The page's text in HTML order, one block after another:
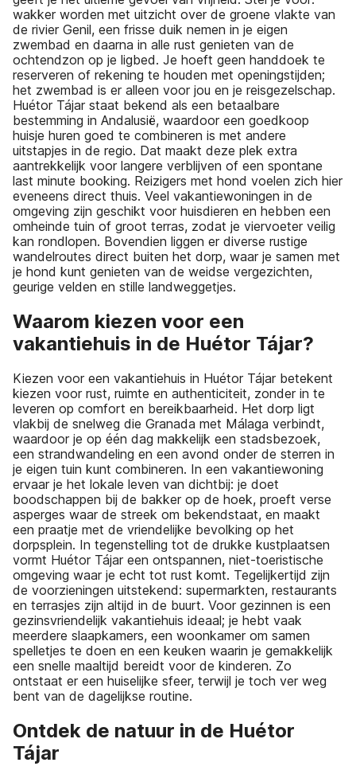
wakker worden met uitzicht over de groene vlakte van
de rivier Genil, een frisse duik nemen in je eigen
zwembad en daarna in alle rust genieten van de
ochtendzon op je ligbed. Je hoeft geen handdoek te
reserveren of rekening te houden met openingstijden;
het zwembad is er alleen voor jou en je reisgezelschap.
Huétor Tájar staat bekend als een betaalbare
bestemming in Andalusië, waardoor een goedkoop
huisje huren goed te combineren is met andere
uitstapjes in de regio. Dat maakt deze plek extra
aantrekkelijk voor langere verblijven of een spontane
last minute booking. Reizigers met hond voelen zich hier
eveneens direct thuis. Veel vakantiewoningen in de
omgeving zijn geschikt voor huisdieren en hebben een
omheinde tuin of groot terras, zodat je viervoeter veilig
kan rondlopen. Bovendien liggen er diverse rustige
wandelroutes direct buiten het dorp, waar je samen met
je hond kunt genieten van de weidse vergezichten,
geurige velden en stille landweggetjes.
Waarom kiezen voor een
vakantiehuis in de Huétor Tájar?
Kiezen voor een vakantiehuis in Huétor Tájar betekent
kiezen voor rust, ruimte en authenticiteit, zonder in te
leveren op comfort en bereikbaarheid. Het dorp ligt
vlakbij de snelweg die Granada met Málaga verbindt,
waardoor je op één dag makkelijk een stadsbezoek,
een strandwandeling en een avond onder de sterren in
je eigen tuin kunt combineren. In een vakantiewoning
ervaar je het lokale leven van dichtbij: je doet
boodschappen bij de bakker op de hoek, proeft verse
asperges waar de streek om bekendstaat, en maakt
een praatje met de vriendelijke bevolking op het
dorpsplein. In tegenstelling tot de drukke kustplaatsen
vormt Huétor Tájar een ontspannen, niet-toeristische
omgeving waar je echt tot rust komt. Tegelijkertijd zijn
de voorzieningen uitstekend: supermarkten, restaurants
en terrasjes zijn altijd in de buurt. Voor gezinnen is een
gezinsvriendelijk vakantiehuis ideaal; je hebt vaak
meerdere slaapkamers, een woonkamer om samen
spelletjes te doen en een keuken waarin je gemakkelijk
een snelle maaltijd bereidt voor de kinderen. Zo
ontstaat er een huiselijke sfeer, terwijl je toch ver weg
bent van de dagelijkse routine.
Ontdek de natuur in de Huétor
Tájar